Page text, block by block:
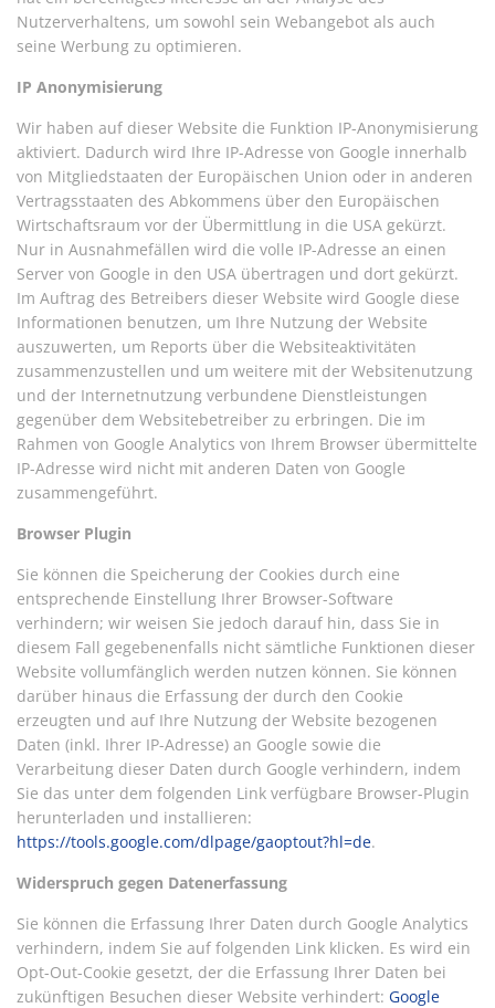
Nutzerverhaltens, um sowohl sein Webangebot als auch
seine Werbung zu optimieren.
IP Anonymisierung
Wir haben auf dieser Website die Funktion IP-Anonymisierung
aktiviert. Dadurch wird Ihre IP-Adresse von Google innerhalb
von Mitgliedstaaten der Europäischen Union oder in anderen
Vertragsstaaten des Abkommens über den Europäischen
Wirtschaftsraum vor der Übermittlung in die USA gekürzt.
Nur in Ausnahmefällen wird die volle IP-Adresse an einen
Server von Google in den USA übertragen und dort gekürzt.
Im Auftrag des Betreibers dieser Website wird Google diese
Informationen benutzen, um Ihre Nutzung der Website
auszuwerten, um Reports über die Websiteaktivitäten
zusammenzustellen und um weitere mit der Websitenutzung
und der Internetnutzung verbundene Dienstleistungen
gegenüber dem Websitebetreiber zu erbringen. Die im
Rahmen von Google Analytics von Ihrem Browser übermittelte
IP-Adresse wird nicht mit anderen Daten von Google
zusammengeführt.
Browser Plugin
Sie können die Speicherung der Cookies durch eine
entsprechende Einstellung Ihrer Browser-Software
verhindern; wir weisen Sie jedoch darauf hin, dass Sie in
diesem Fall gegebenenfalls nicht sämtliche Funktionen dieser
Website vollumfänglich werden nutzen können. Sie können
darüber hinaus die Erfassung der durch den Cookie
erzeugten und auf Ihre Nutzung der Website bezogenen
Daten (inkl. Ihrer IP-Adresse) an Google sowie die
Verarbeitung dieser Daten durch Google verhindern, indem
Sie das unter dem folgenden Link verfügbare Browser-Plugin
herunterladen und installieren:
https://tools.google.com/dlpage/gaoptout?hl=de.
Widerspruch gegen Datenerfassung
Sie können die Erfassung Ihrer Daten durch Google Analytics
verhindern, indem Sie auf folgenden Link klicken. Es wird ein
Opt-Out-Cookie gesetzt, der die Erfassung Ihrer Daten bei
zukünftigen Besuchen dieser Website verhindert: Google